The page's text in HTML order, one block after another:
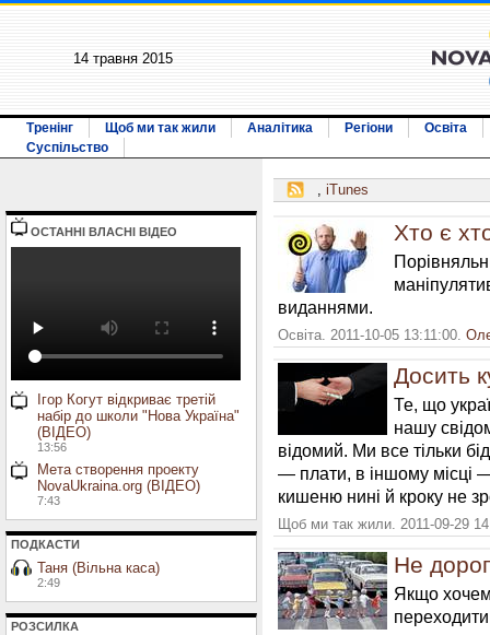
14 травня 2015
Тренінг Щоб ми так жили Аналітика Регіони
Освіта
Суспільство
ОСТАННI ВЛАСНI ВIДЕО
Ігор Когут відкриває третій
набір до школи "Нова Україна"
(ВІДЕО)
13:56
Мета створення проекту
NovaUkraina.org (ВІДЕО)
7:43
ПОДКАСТИ
Таня (Вільна каса)
2:49
РОЗСИЛКА
, iTunes
Хто є
виданнями.
Освіта. 2011-10-05 13:11:00.
Досить
Те, що
нашу
відомий. Ми все тільки
— плати, в іншому місці
кишеню нині й кроку не
Щоб ми так жили. 2011-09-29
Не
Якщо